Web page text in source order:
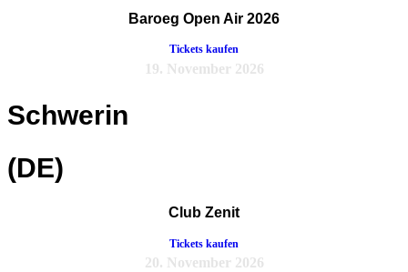
Baroeg Open Air 2026
Tickets kaufen
19. November 2026
Schwerin
(DE)
Club Zenit
Tickets kaufen
20. November 2026